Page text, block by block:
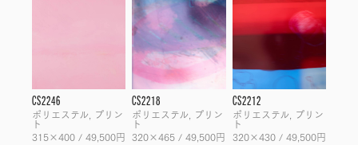
CS2246
ポリエステル, プリン
ト
315×400 / 49,500円
CS2218
ポリエステル, プリン
ト
320×465 / 49,500円
CS2212
ポリエステル, プリン
ト
320×430 / 49,500円